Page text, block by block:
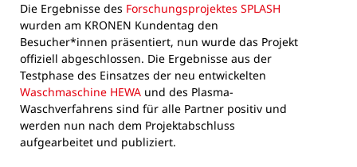
Die Ergebnisse des Forschungsprojektes SPLASH
wurden am KRONEN Kundentag den
Besucher*innen präsentiert, nun wurde das Projekt
offiziell abgeschlossen. Die Ergebnisse aus der
Testphase des Einsatzes der neu entwickelten
Waschmaschine HEWA und des Plasma-
Waschverfahrens sind für alle Partner positiv und
werden nun nach dem Projektabschluss
aufgearbeitet und publiziert.